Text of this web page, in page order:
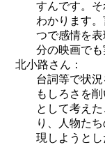
すんです。
わかります
つで感情を
分の映画でも
北小路さん：
台詞等で状
もしろさを
として考え
り、人物た
現しようとし